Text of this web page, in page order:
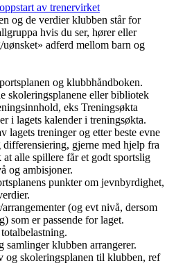
av trenervirket
og de verdier klubben står for
hvis du ser, hører eller
uønsket» adferd mellom barn og
og klubbhåndboken.
skoleringsplanene eller bibliotek
eks Treningsøkta
i lagets kalender i treningsøkta.
lagets treninger og etter beste evne
gjerne med hjelp fra
at alle spillere får et godt sportslig
og ambisjoner.
punkter om jevnbyrdighet,
(og evt nivå, dersom
som er passende for laget.
samlinger klubben arrangerer.
og skoleringsplanen til klubben, ref